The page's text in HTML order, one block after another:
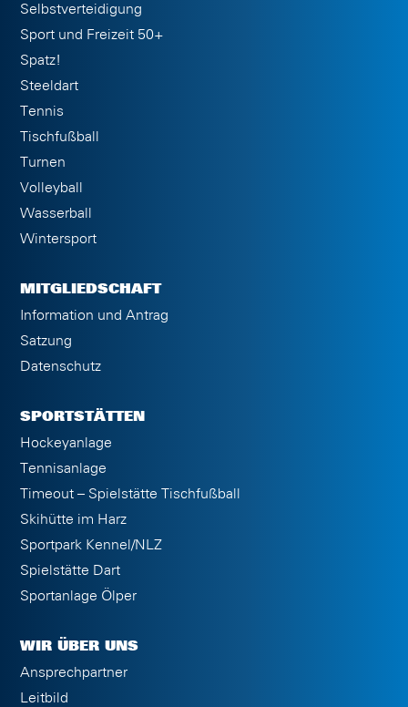
Selbstverteidigung
Sport und Freizeit 50+
Spatz!
Steeldart
Tennis
Tischfußball
Turnen
Volleyball
Wasserball
Wintersport
MITGLIEDSCHAFT
Information und Antrag
Satzung
Datenschutz
SPORTSTÄTTEN
Hockeyanlage
Tennisanlage
Timeout – Spielstätte Tischfußball
Skihütte im Harz
Sportpark Kennel/NLZ
Spielstätte Dart
Sportanlage Ölper
WIR ÜBER UNS
Ansprechpartner
Leitbild